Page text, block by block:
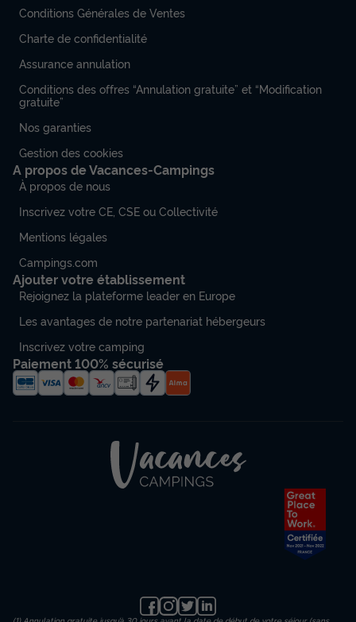
Conditions Générales de Ventes
Charte de confidentialité
Assurance annulation
Conditions des offres “Annulation gratuite” et “Modification
gratuite”
Nos garanties
Gestion des cookies
A propos de Vacances-Campings
À propos de nous
Inscrivez votre CE, CSE ou Collectivité
Mentions légales
Campings.com
Ajouter votre établissement
Rejoignez la plateforme leader en Europe
Les avantages de notre partenariat hébergeurs
Inscrivez votre camping
Paiement 100% sécurisé
(1) Annulation gratuite jusqu’à 30 jours avant la date de début de votre séjour (sans